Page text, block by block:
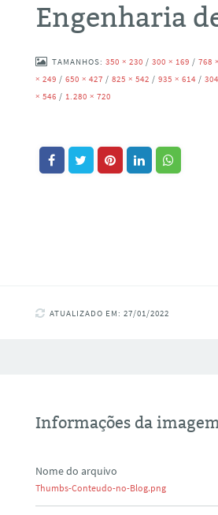
Engenharia
TAMANHOS: 350 × 230 / 300 × 169 / 768
× 249 / 650 × 427 / 825 × 542 / 935 × 614 /
× 546 / 1.280 × 720
ATUALIZADO EM: 27/01/2022
Informações da
Nome do arquivo
Thumbs-Conteudo-no-Blog.png